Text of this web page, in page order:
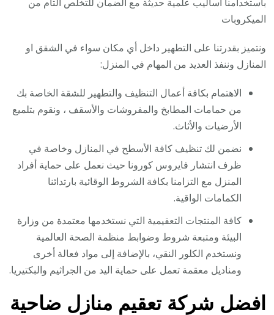
الميكروبات
ونتميز بقدرتنا على التطهير داخل أي مكان سواء في الشقق او
المنازل وننفذ العديد من المهام في المنزل:
الاهتمام بكافة أعمال التنظيف والتطهير للشقة الخاصة بك
من حمامات المطابخ والمفروشات والأسقف ، ونقوم بتلميع
الأرضيات والأثاث.
نضمن لك تنظيف كافة الأسطح في المنازل وخاصة في
ظرف انتشار فايروس كورونا حيث نعمل على حماية أفراد
المنزل مع التزامنا بكافة الشروط الوقائية بارتدائنا
الكمامات الواقية.
كافة المنتجات التعقيمية التي نستخدمها معتمدة من وزارة
البيئة ومتبعة شروط وضوابط منظمة الصحة العالمية
ونستخدم الكلور النقي، بالإضافة إلى مواد فعالة أخرى
ومناديل معقمة تعمل على حماية اليد من الجراثيم والبكتيريا.
افضل شركة تعقيم منازل ضاحية